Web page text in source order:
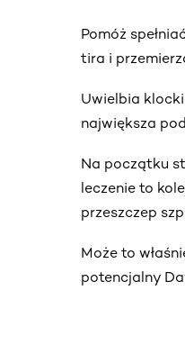
Pomóż
tira i
Uwielbia
największa
Na początku
leczenie to
przeszczep
Może to
potencjalny